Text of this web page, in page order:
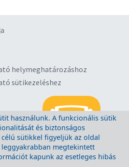
helymeghatározáshoz
sütikezeléshez
használunk. A funkcionális sütik
és biztonságos
sütikkel figyeljük az oldal
megtekintett
kapunk az esetleges hibás